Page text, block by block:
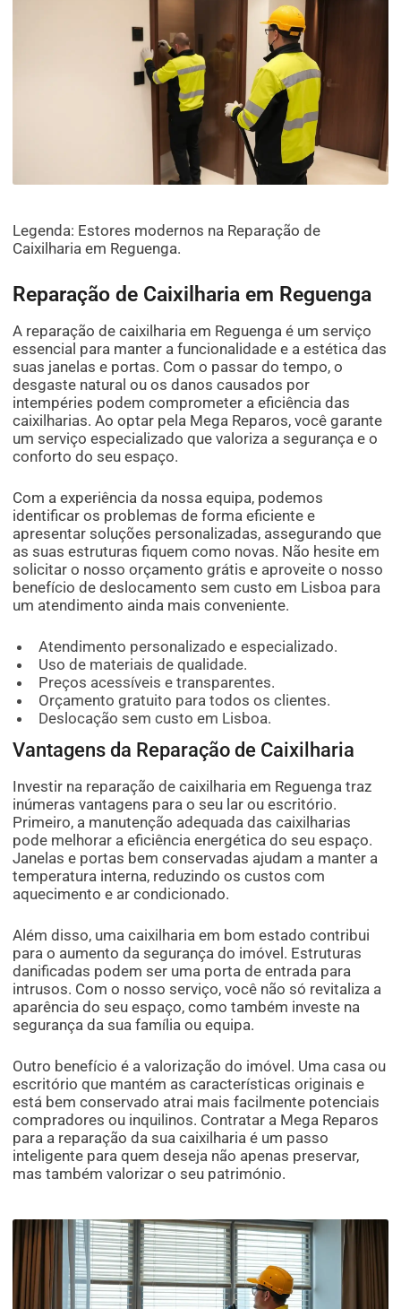
Legenda: Estores modernos na Reparação de
Caixilharia em Reguenga.
Reparação de Caixilharia em Reguenga
A reparação de caixilharia em Reguenga é um serviço
essencial para manter a funcionalidade e a estética das
suas janelas e portas. Com o passar do tempo, o
desgaste natural ou os danos causados por
intempéries podem comprometer a eficiência das
caixilharias. Ao optar pela Mega Reparos, você garante
um serviço especializado que valoriza a segurança e o
conforto do seu espaço.
Com a experiência da nossa equipa, podemos
identificar os problemas de forma eficiente e
apresentar soluções personalizadas, assegurando que
as suas estruturas fiquem como novas. Não hesite em
solicitar o nosso orçamento grátis e aproveite o nosso
benefício de deslocamento sem custo em Lisboa para
um atendimento ainda mais conveniente.
Atendimento personalizado e especializado.
Uso de materiais de qualidade.
Preços acessíveis e transparentes.
Orçamento gratuito para todos os clientes.
Deslocação sem custo em Lisboa.
Vantagens da Reparação de Caixilharia
Investir na reparação de caixilharia em Reguenga traz
inúmeras vantagens para o seu lar ou escritório.
Primeiro, a manutenção adequada das caixilharias
pode melhorar a eficiência energética do seu espaço.
Janelas e portas bem conservadas ajudam a manter a
temperatura interna, reduzindo os custos com
aquecimento e ar condicionado.
Além disso, uma caixilharia em bom estado contribui
para o aumento da segurança do imóvel. Estruturas
danificadas podem ser uma porta de entrada para
intrusos. Com o nosso serviço, você não só revitaliza a
aparência do seu espaço, como também investe na
segurança da sua família ou equipa.
Outro benefício é a valorização do imóvel. Uma casa ou
escritório que mantém as características originais e
está bem conservado atrai mais facilmente potenciais
compradores ou inquilinos. Contratar a Mega Reparos
para a reparação da sua caixilharia é um passo
inteligente para quem deseja não apenas preservar,
mas também valorizar o seu património.